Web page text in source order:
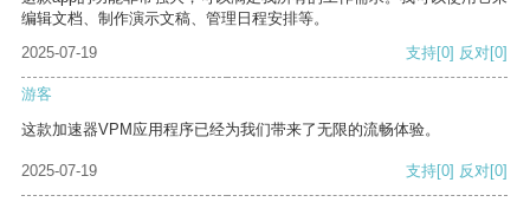
编辑文档、制作演示文稿、管理日程安排等。
2025-07-19
支持[0] 反对[0]
游客
这款加速器VPM应用程序已经为我们带来了无限的流畅体验。
2025-07-19 支持[0] 反对[0]